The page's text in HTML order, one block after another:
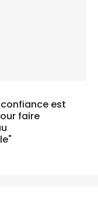
confiance est
faire